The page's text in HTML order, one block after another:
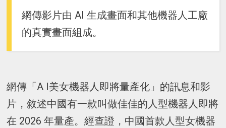
網傳影片由 AI 生成畫面和其他機器人工廠
的真實畫面組成。
網傳「A I美女機器人即將量產化」的訊息和影
片，敘述中國有一款叫做佳佳的人型機器人即將
在 2026 年量產。經查證，中國首款人型女機器